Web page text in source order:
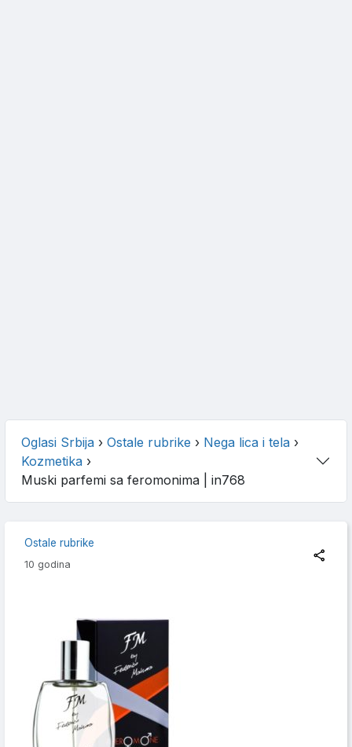
Oglasi Srbija › Ostale rubrike › Nega lica i tela ›
Kozmetika ›
Muski parfemi sa feromonima | in768
Ostale rubrike
10 godina